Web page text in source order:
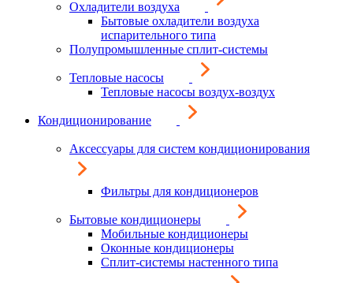
Охладители воздуха
Бытовые охладители воздуха
испарительного типа
Полупромышленные сплит-системы
Тепловые насосы
Тепловые насосы воздух-воздух
Кондиционирование
Аксессуары для систем кондиционирования
Фильтры для кондиционеров
Бытовые кондиционеры
Мобильные кондиционеры
Оконные кондиционеры
Сплит-системы настенного типа